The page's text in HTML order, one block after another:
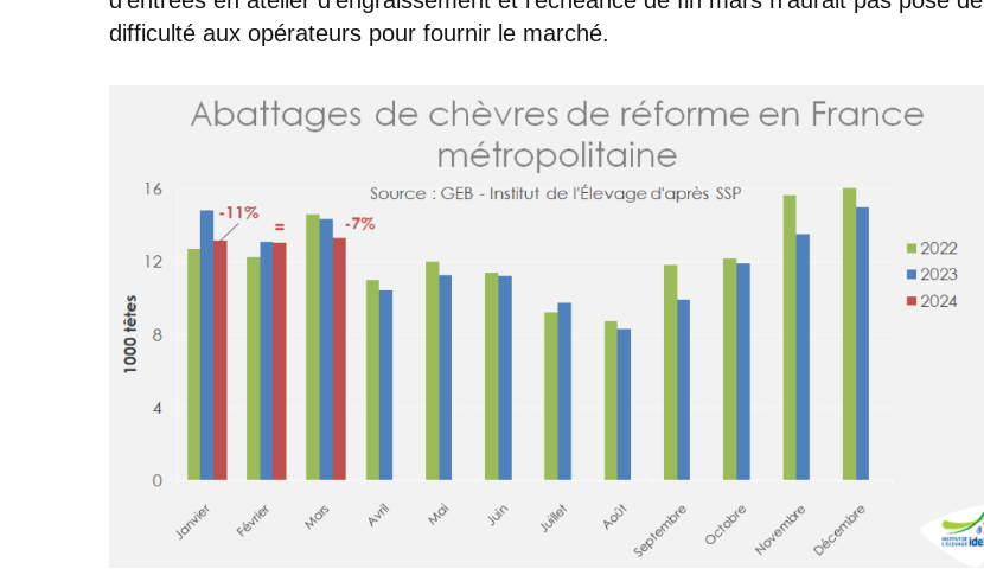
difficulté aux opérateurs pour fournir le marché.